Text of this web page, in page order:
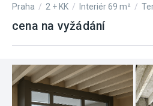
Praha / 2 + KK / Interiér 69 m² /
cena na vyžádání